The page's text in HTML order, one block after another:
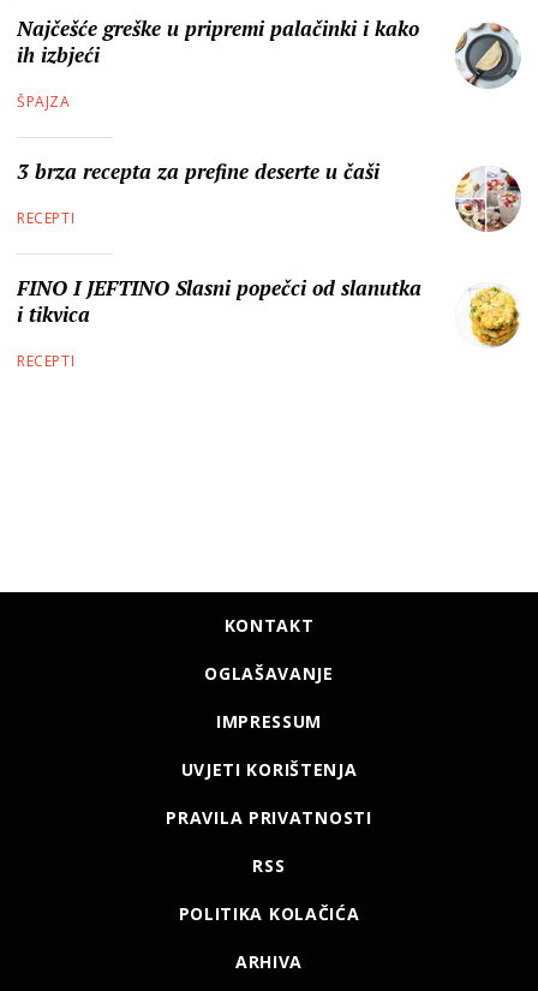
Najčešće greške u pripremi palačinki i kako
ih izbjeći
ŠPAJZA
3 brza recepta za prefine deserte u čaši
RECEPTI
FINO I JEFTINO Slasni popečci od slanutka
i tikvica
RECEPTI
KONTAKT
OGLAŠAVANJE
IMPRESSUM
UVJETI KORIŠTENJA
PRAVILA PRIVATNOSTI
RSS
POLITIKA KOLAČIĆA
ARHIVA